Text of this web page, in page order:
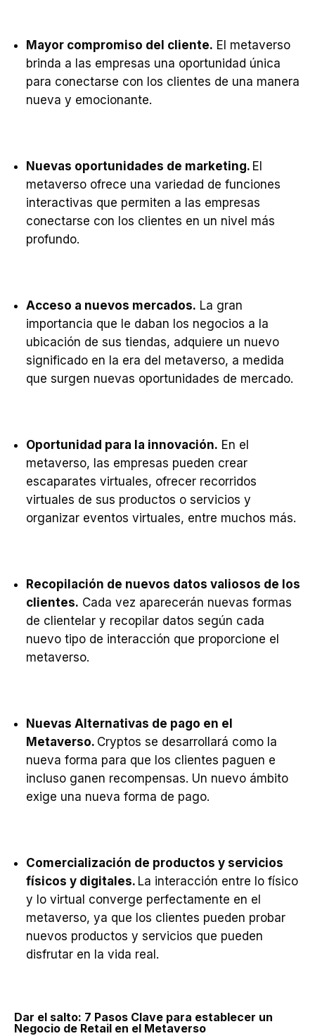
Mayor compromiso del cliente. El metaverso
brinda a las empresas una oportunidad única
para conectarse con los clientes de una manera
nueva y emocionante.
Nuevas oportunidades de marketing. El
metaverso ofrece una variedad de funciones
interactivas que permiten a las empresas
conectarse con los clientes en un nivel más
profundo.
Acceso a nuevos mercados. La gran
importancia que le daban los negocios a la
ubicación de sus tiendas, adquiere un nuevo
significado en la era del metaverso, a medida
que surgen nuevas oportunidades de mercado.
Oportunidad para la innovación. En el
metaverso, las empresas pueden crear
escaparates virtuales, ofrecer recorridos
virtuales de sus productos o servicios y
organizar eventos virtuales, entre muchos más.
Recopilación de nuevos datos valiosos de los
clientes. Cada vez aparecerán nuevas formas
de clientelar y recopilar datos según cada
nuevo tipo de interacción que proporcione el
metaverso.
Nuevas Alternativas de pago en el
Metaverso. Cryptos se desarrollará como la
nueva forma para que los clientes paguen e
incluso ganen recompensas. Un nuevo ámbito
exige una nueva forma de pago.
Comercialización de productos y servicios
físicos y digitales. La interacción entre lo físico
y lo virtual converge perfectamente en el
metaverso, ya que los clientes pueden probar
nuevos productos y servicios que pueden
disfrutar en la vida real.
Dar el salto: 7 Pasos Clave para establecer un
Negocio de Retail en el Metaverso